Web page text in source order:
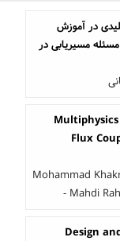
در آموزش
مسیریابی در
Flux
Mohammad
- Mahdi
Design